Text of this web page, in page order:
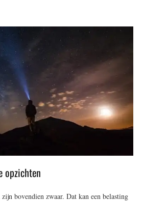
opzichten
bovendien zwaar. Dat kan een belasting